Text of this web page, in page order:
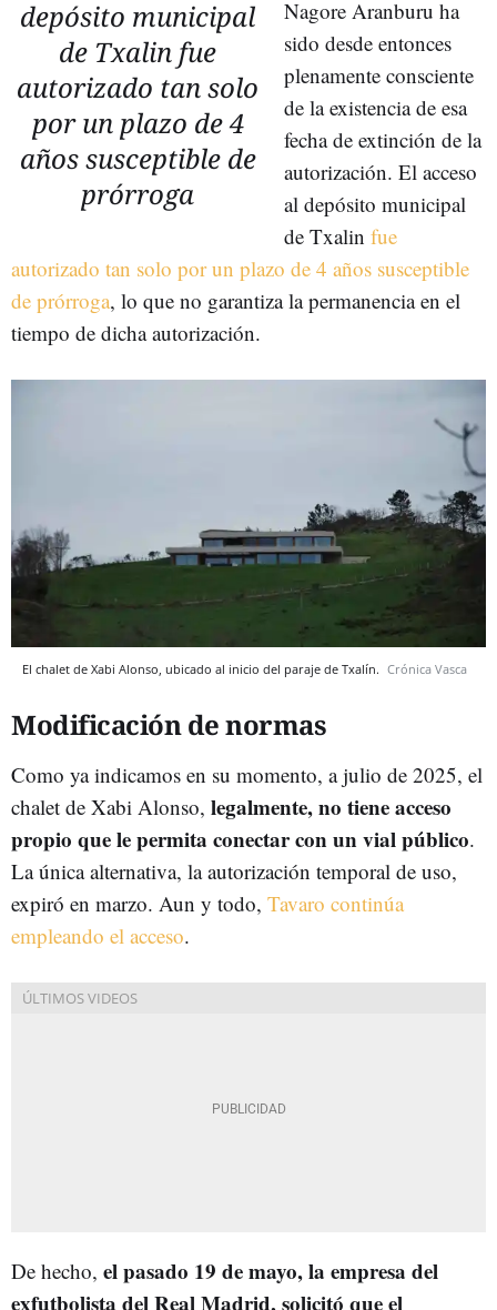
depósito municipal
de Txalin fue
autorizado tan solo
por un plazo de 4
años susceptible de
prórroga
Nagore Aranburu ha
sido desde entonces
plenamente consciente
de la existencia de esa
fecha de extinción de la
autorización. El acceso
al depósito municipal
de Txalin fue
autorizado tan solo por un plazo de 4 años susceptible
de prórroga, lo que no garantiza la permanencia en el
tiempo de dicha autorización.
El chalet de Xabi Alonso, ubicado al inicio del paraje de Txalín. Crónica Vasca
Modificación de normas
Como ya indicamos en su momento, a julio de 2025, el
chalet de Xabi Alonso, legalmente, no tiene acceso
propio que le permita conectar con un vial público.
La única alternativa, la autorización temporal de uso,
expiró en marzo. Aun y todo, Tavaro continúa
empleando el acceso.
De hecho, el pasado 19 de mayo, la empresa del
exfutbolista del Real Madrid, solicitó que el